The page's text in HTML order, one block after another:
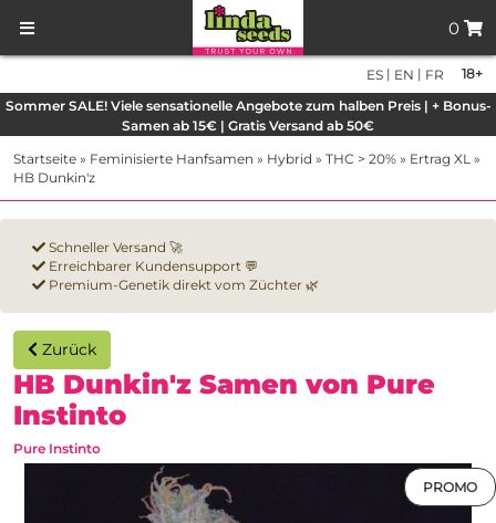
0
18+
ES | EN | FR
Sommer SALE! Viele sensationelle Angebote zum halben Preis | + Bonus-
Samen ab 15€ | Gratis Versand ab 50€
Startseite » Feminisierte Hanfsamen » Hybrid » THC > 20% » Ertrag XL »
HB Dunkin'z
Schneller Versand 🚀
Erreichbarer Kundensupport 💬
Premium-Genetik direkt vom Züchter 🌿
Zurück
HB Dunkin'z Samen von Pure
Instinto
Pure Instinto
PROMO